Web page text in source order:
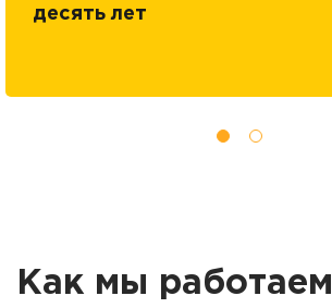
десять лет
Как мы работаем